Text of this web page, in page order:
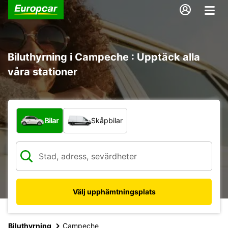
Biluthyrning i Campeche : Upptäck alla
våra stationer
Vilken typ av fordon?
Bilar Skåpbilar
Välj upphämtningsplats
Biluthyrning Campeche